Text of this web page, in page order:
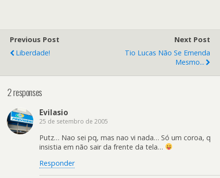
Previous Post
Liberdade!
Next Post
Tio Lucas Não Se Emenda
Mesmo...
2 responses
Evilasio
25 de setembro de 2005
Putz… Nao sei pq, mas nao vi nada… Só um coroa, q
insistia em não sair da frente da tela…
Responder